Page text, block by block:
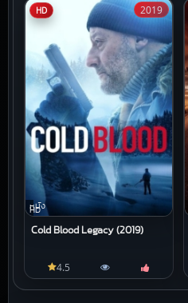
HD
หนัง
HD
Cold Blood Legacy (2019)
2019
4.5